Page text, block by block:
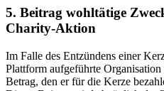
5. Beitrag wohltätige
Charity-Aktion
Im Falle des Entzündens einer
Plattform aufgeführte
Betrag, den er für die Kerze